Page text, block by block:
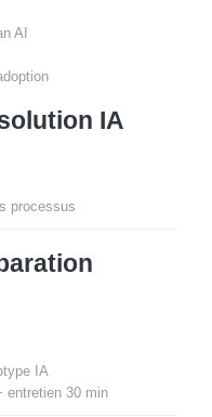
AI
IA
processus
IA
entretien 30 min